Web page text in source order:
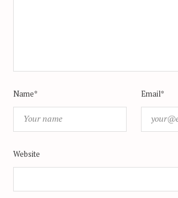
Name* Email*
Website